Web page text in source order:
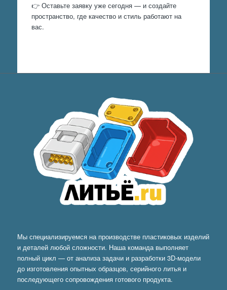
👉 Оставьте заявку уже сегодня — и создайте
пространство, где качество и стиль работают на
вас.
Мы специализируемся на производстве пластиковых изделий
и деталей любой сложности. Наша команда выполняет
полный цикл — от анализа задачи и разработки 3D-модели
до изготовления опытных образцов, серийного литья и
последующего сопровождения готового продукта.